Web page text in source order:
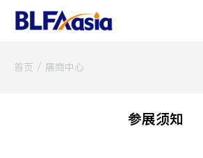
首页 / 展商中心
参展须知